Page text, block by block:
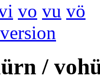
vo vu vö
/